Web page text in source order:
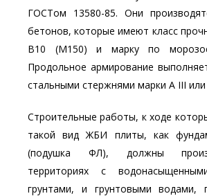
ГОСТом 13580-85. Они
бетонов, которые имеют класс
В10 (М150) и марку по
Продольное армирование
стальными стержнями марки А III
Строительные работы, к ходе
такой вид ЖБИ плиты, как
(подушка ФЛ), должны
территориях с
грунтами, и грунтовыми водами,